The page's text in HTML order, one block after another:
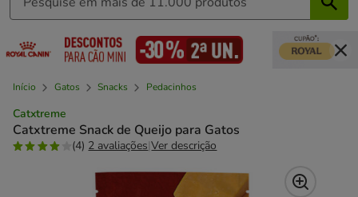
Início Gatos Snacks Pedacinhos
Catxtreme
Catxtreme Snack de Queijo para Gatos
(4) 2 avaliações|Ver descrição